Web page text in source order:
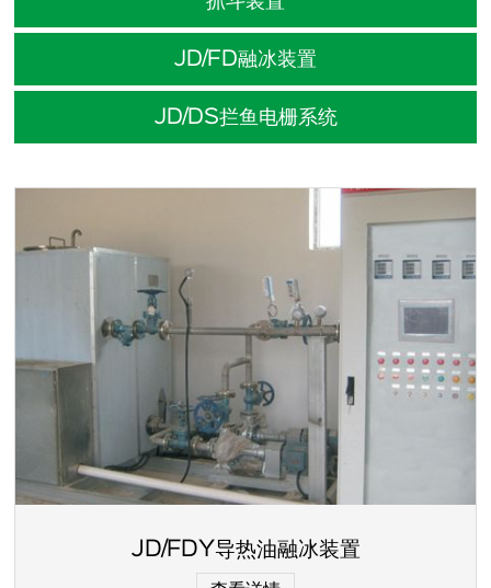
JD/FD融冰装置
JD/DS拦鱼电栅系统
JD/FDY导热油融冰装置